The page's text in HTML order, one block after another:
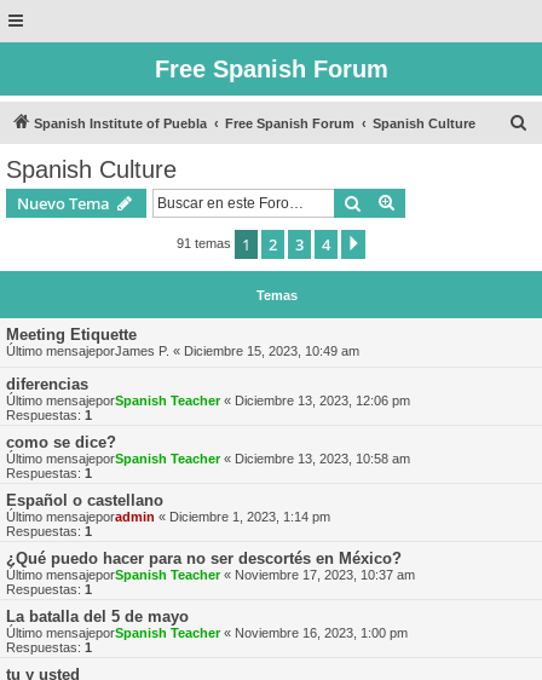
Free Spanish Forum
Spanish Institute of Puebla Free Spanish Forum Spanish Culture
Spanish Culture
Nuevo Tema Buscar
91 temas 1 2 3 4
Temas
Meeting Etiquette
Último mensajeporJames P. « Diciembre 15, 2023, 10:49 am
diferencias
Último mensajeporSpanish Teacher« Diciembre 13, 2023, 12:06 pm
Respuestas: 1
como se dice?
Último mensajeporSpanish Teacher« Diciembre 13, 2023, 10:58 am
Respuestas: 1
Español o castellano
Último mensajeporadmin « Diciembre 1, 2023, 1:14 pm
Respuestas: 1
¿Qué puedo hacer para no ser descortés en México?
Último mensajeporSpanish Teacher« Noviembre 17, 2023, 10:37 am
Respuestas: 1
La batalla del 5 de mayo
Último mensajeporSpanish Teacher« Noviembre 16, 2023, 1:00 pm
Respuestas: 1
tu y usted